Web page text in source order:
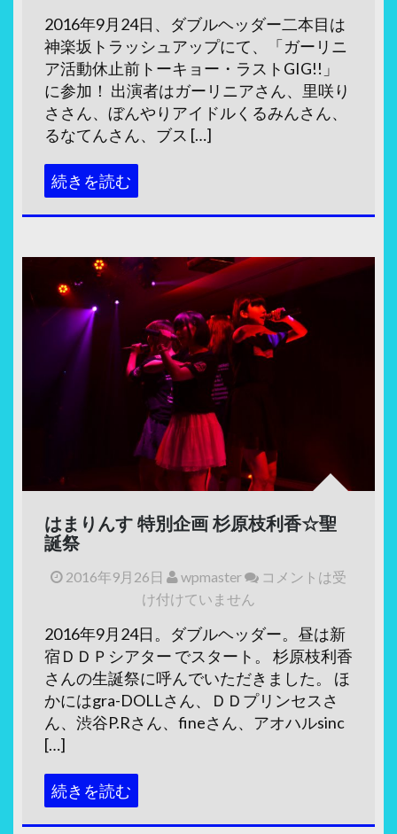
2016年9月24日、ダブルヘッダー二本目は
神楽坂トラッシュアップにて、「ガーリニ
ア活動休止前トーキョー・ラストGIG!!」
に参加！ 出演者はガーリニアさん、里咲り
ささん、ぼんやりアイドルくるみんさん、
るなてんさん、ブス […]
続きを読む
はまりんす 特別企画 杉原枝利香☆聖
誕祭
2016年9月26日 wpmaster
コメントは受
け付けていません
2016年9月24日。ダブルヘッダー。昼は新
宿ＤＤＰシアター でスタート。 杉原枝利香
さんの生誕祭に呼んでいただきました。 ほ
かにはgra-DOLLさん、ＤＤプリンセスさ
ん、渋谷P.Rさん、fineさん、アオハルsinc
[…]
続きを読む